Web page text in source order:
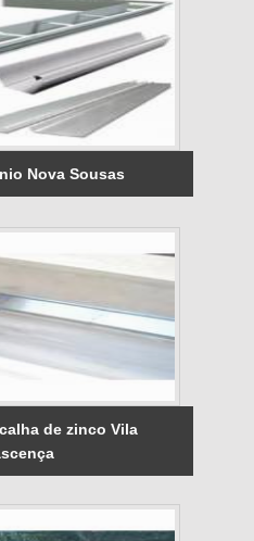
Nova Sousas
de zinco Vila